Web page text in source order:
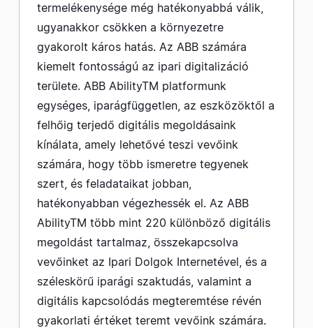
termelékenysége még hatékonyabbá válik,
ugyanakkor csökken a környezetre
gyakorolt káros hatás. Az ABB számára
kiemelt fontosságú az ipari digitalizáció
területe. ABB AbilityTM platformunk
egységes, iparágfüggetlen, az eszközöktől a
felhőig terjedő digitális megoldásaink
kínálata, amely lehetővé teszi vevőink
számára, hogy több ismeretre tegyenek
szert, és feladataikat jobban,
hatékonyabban végezhessék el. Az ABB
AbilityTM több mint 220 különböző digitális
megoldást tartalmaz, összekapcsolva
vevőinket az Ipari Dolgok Internetével, és a
széleskörű iparági szaktudás, valamint a
digitális kapcsolódás megteremtése révén
gyakorlati értéket teremt vevőink számára.